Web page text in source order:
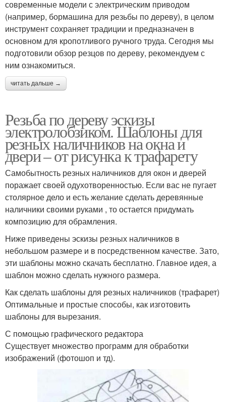
современные модели с электрическим приводом
(например, бормашина для резьбы по дереву), в целом
инструмент сохраняет традиции и предназначен в
основном для кропотливого ручного труда. Сегодня мы
подготовили обзор резцов по дереву, рекомендуем с
ним ознакомиться.
читать дальше →
Резьба по дереву эскизы
электролобзиком. Шаблоны для
резных наличников на окна и
двери – от рисунка к трафарету
Самобытность резных наличников для окон и дверей
поражает своей одухотворенностью. Если вас не пугает
столярное дело и есть желание сделать деревянные
наличники своими руками , то остается придумать
композицию для обрамления.
Ниже приведены эскизы резных наличников в
небольшом размере и в посредственном качестве. Зато,
эти шаблоны можно скачать бесплатно. Главное идея, а
шаблон можно сделать нужного размера.
Как сделать шаблоны для резных наличников (трафарет)
Оптимальные и простые способы, как изготовить
шаблоны для вырезания.
С помощью графического редактора
Существует множество программ для обработки
изображений (фотошоп и тд).